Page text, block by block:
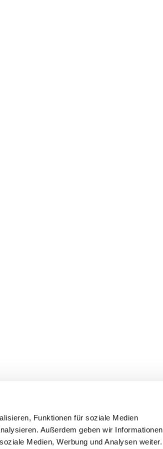
Funktionen für soziale Medien
Außerdem geben wir Informationen
Medien, Werbung und Analysen weiter.